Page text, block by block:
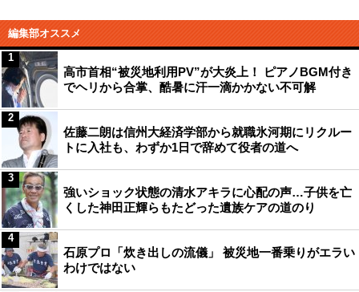
編集部オススメ
高市首相“被災地利用PV”が大炎上！ ピアノBGM付き
でヘリから合掌、酷暑に汗一滴かかない不可解
1
佐藤二朗は信州大経済学部から就職氷河期にリクルー
トに入社も、わずか1日で辞めて役者の道へ
2
強いショック状態の清水アキラに心配の声…子供を亡
くした神田正輝らもたどった遺族ケアの道のり
3
石原プロ「炊き出しの流儀」 被災地一番乗りがエラい
わけではない
4